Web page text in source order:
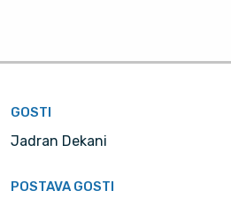
GOSTI
Jadran Dekani
POSTAVA GOSTI